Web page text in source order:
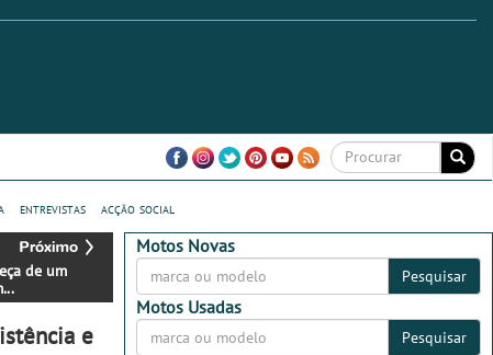
entrevistas acção social
de um
e
Motos Novas
Pesquisar
Motos Usadas
Pesquisar